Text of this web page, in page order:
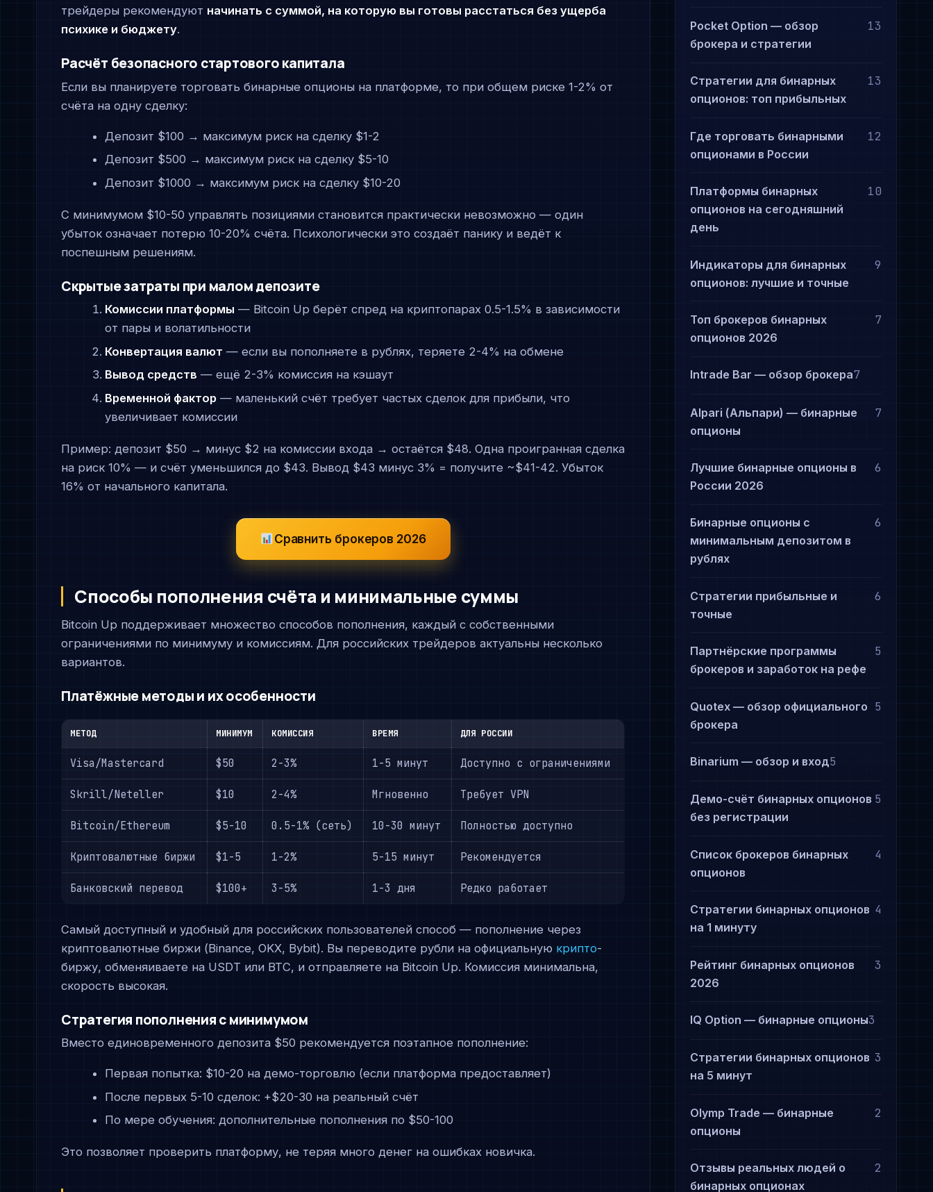
трейдеры рекомендуют начинать с суммой, на которую вы готовы расстаться без ущерба
психике и бюджету.
Расчёт безопасного стартового капитала
Если вы планируете торговать бинарные опционы на платформе, то при общем риске 1-2% от
счёта на одну сделку:
Депозит $100 → максимум риск на сделку $1-2
Депозит $500 → максимум риск на сделку $5-10
Депозит $1000 → максимум риск на сделку $10-20
С минимумом $10-50 управлять позициями становится практически невозможно — один
убыток означает потерю 10-20% счёта. Психологически это создаёт панику и ведёт к
поспешным решениям.
Скрытые затраты при малом депозите
Комиссии платформы — Bitcoin Up берёт спред на криптопарах 0.5-1.5% в зависимости
от пары и волатильности
Конвертация валют — если вы пополняете в рублях, теряете 2-4% на обмене
Вывод средств — ещё 2-3% комиссия на кэшаут
Временной фактор— маленький счёт требует частых сделок для прибыли, что
увеличивает комиссии
Пример: депозит $50 → минус $2 на комиссии входа → остаётся $48. Одна проигранная сделка
на риск 10% — и счёт уменьшился до $43. Вывод $43 минус 3% = получите ~$41-42. Убыток
16% от начального капитала.
Сравнить брокеров 2026
Способы пополнения счёта и минимальные суммы
Bitcoin Up поддерживает множество способов пополнения, каждый с собственными
ограничениями по минимуму и комиссиям. Для российских трейдеров актуальны несколько
вариантов.
Платёжные методы и их особенности
МЕТОД МИНИМУМ КОМИССИЯ ВРЕМЯ ДЛЯ РОССИИ
Visa/Mastercard $50 2-3% 1-5 минут Доступно с ограничениями
Skrill/Neteller $10 2-4% Мгновенно Требует VPN
Bitcoin/Ethereum $5-10 0.5-1% (сеть) 10-30 минут Полностью доступно
Криптовалютные биржи $1-5 1-2% 5-15 минут Рекомендуется
Банковский перевод $100+ 3-5% 1-3 дня Редко работает
Самый доступный и удобный для российских пользователей способ — пополнение через
криптовалютные биржи (Binance, OKX, Bybit). Вы переводите рубли на официальную крипто-
биржу, обменяиваете на USDT или BTC, и отправляете на Bitcoin Up. Комиссия минимальна,
скорость высокая.
Стратегия пополнения с минимумом
Вместо единовременного депозита $50 рекомендуется поэтапное пополнение:
Первая попытка: $10-20 на демо-торговлю (если платформа предоставляет)
После первых 5-10 сделок: +$20-30 на реальный счёт
По мере обучения: дополнительные пополнения по $50-100
Это позволяет проверить платформу, не теряя много денег на ошибках новичка.
Pocket Option — обзор
брокера и стратегии
13
Стратегии для бинарных
опционов: топ прибыльных
13
Где торговать бинарными
опционами в России
12
Платформы бинарных
опционов на сегодняшний
день
10
Индикаторы для бинарных
опционов: лучшие и точные
9
Топ брокеров бинарных
опционов 2026
7
Intrade Bar — обзор брокера7
Alpari (Альпари) — бинарные
опционы
7
Лучшие бинарные опционы в
России 2026
6
Бинарные опционы с
минимальным депозитом в
рублях
6
Стратегии прибыльные и
точные
6
Партнёрские программы
брокеров и заработок на рефе
5
Quotex — обзор официального
брокера
5
Binarium — обзор и вход5
Демо-счёт бинарных опционов
без регистрации
5
Список брокеров бинарных
опционов
4
Стратегии бинарных опционов
на 1 минуту
4
Рейтинг бинарных опционов
2026
3
IQ Option — бинарные опционы3
Стратегии бинарных опционов
на 5 минут
3
Olymp Trade — бинарные
опционы
2
Отзывы реальных людей о
бинарных опционах
2